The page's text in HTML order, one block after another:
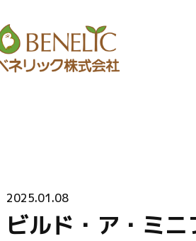
2025.01.08
ビルド・ア・ミ